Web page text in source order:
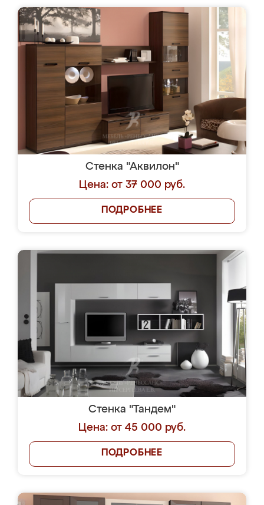
Стенка "Аквилон"
Цена: от 37 000 руб.
ПОДРОБНЕЕ
Стенка "Тандем"
Цена: от 45 000 руб.
ПОДРОБНЕЕ